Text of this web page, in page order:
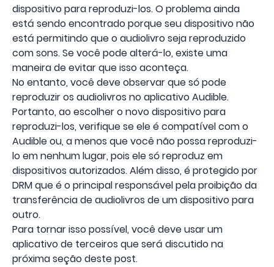
dispositivo para reproduzi-los. O problema ainda
está sendo encontrado porque seu dispositivo não
está permitindo que o audiolivro seja reproduzido
com sons. Se você pode alterá-lo, existe uma
maneira de evitar que isso aconteça.
No entanto, você deve observar que só pode
reproduzir os audiolivros no aplicativo Audible.
Portanto, ao escolher o novo dispositivo para
reproduzi-los, verifique se ele é compatível com o
Audible ou, a menos que você não possa reproduzi-
lo em nenhum lugar, pois ele só reproduz em
dispositivos autorizados. Além disso, é protegido por
DRM que é o principal responsável pela proibição da
transferência de audiolivros de um dispositivo para
outro.
Para tornar isso possível, você deve usar um
aplicativo de terceiros que será discutido na
próxima seção deste post.